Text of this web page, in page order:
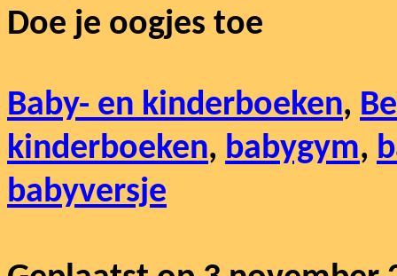
Doe je oogjes toe
Baby- en kinderboeken,
kinderboeken, babygym,
babyversje